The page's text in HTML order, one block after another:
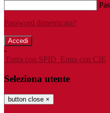
Password dimenticata?
-
Entra con SPID Entra con CIE
Seleziona utente
button close ×